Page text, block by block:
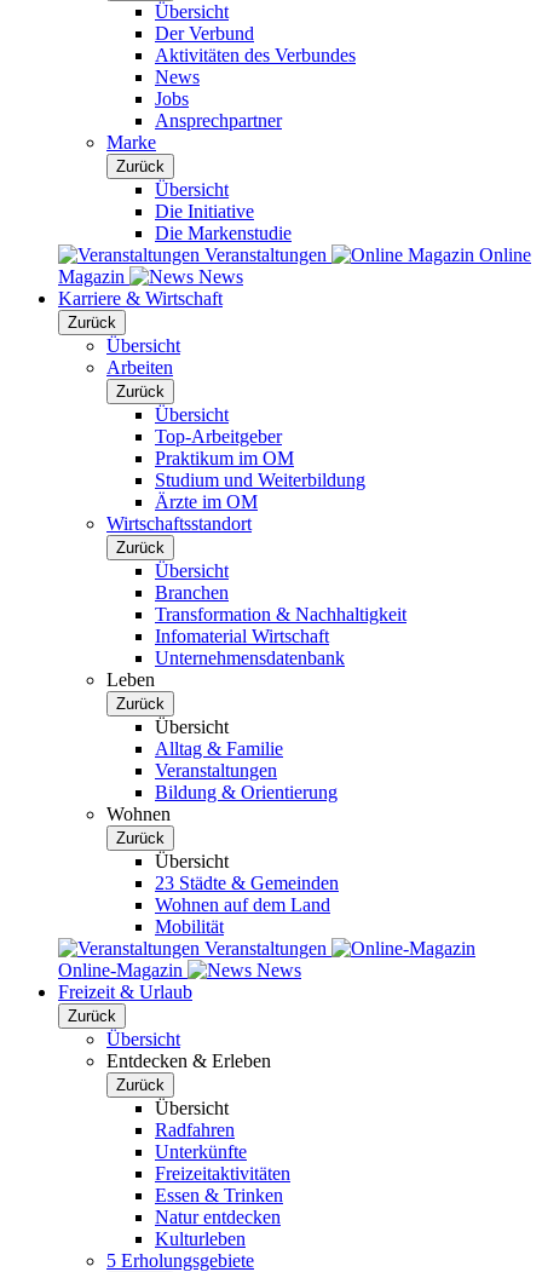
Übersicht
Der Verbund
Aktivitäten des Verbundes
News
Jobs
Ansprechpartner
Marke
Zurück
Übersicht
Die Initiative
Die Markenstudie
Veranstaltungen
Online
Magazin
News
Karriere & Wirtschaft
Zurück
Übersicht
Arbeiten
Zurück
Übersicht
Top-Arbeitgeber
Praktikum im OM
Studium und Weiterbildung
Ärzte im OM
Wirtschaftsstandort
Zurück
Übersicht
Branchen
Transformation & Nachhaltigkeit
Infomaterial Wirtschaft
Unternehmensdatenbank
Leben
Zurück
Übersicht
Alltag & Familie
Veranstaltungen
Bildung & Orientierung
Wohnen
Zurück
Übersicht
23 Städte & Gemeinden
Wohnen auf dem Land
Mobilität
Veranstaltungen
Online-Magazin
News
Freizeit & Urlaub
Zurück
Übersicht
Entdecken & Erleben
Zurück
Übersicht
Radfahren
Unterkünfte
Freizeitaktivitäten
Essen & Trinken
Natur entdecken
Kulturleben
5 Erholungsgebiete